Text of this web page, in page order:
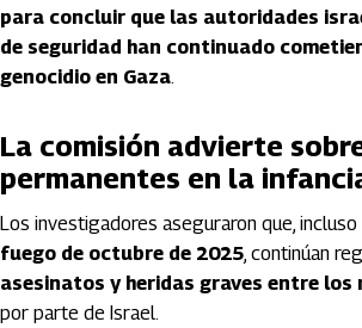
para concluir que las autoridades
de seguridad han continuado
genocidio en Gaza.
La comisión advierte
permanentes en la
Los investigadores aseguraron que,
fuego de octubre de 2025, continúan
asesinatos y heridas graves entre los
por parte de Israel.